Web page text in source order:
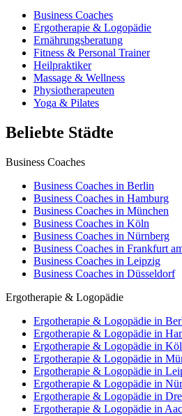
Business Coaches
Ergotherapie & Logopädie
Ernährungsberatung
Fitness & Personal Trainer
Heilpraktiker
Massage & Wellness
Physiotherapeuten
Yoga & Pilates
Beliebte Städte
Business Coaches
Business Coaches in Berlin
Business Coaches in Hamburg
Business Coaches in München
Business Coaches in Köln
Business Coaches in Nürnberg
Business Coaches in Frankfurt
Business Coaches in Leipzig
Business Coaches in Düsseldorf
Ergotherapie & Logopädie
Ergotherapie & Logopädie in
Ergotherapie & Logopädie in
Ergotherapie & Logopädie in
Ergotherapie & Logopädie in
Ergotherapie & Logopädie in
Ergotherapie & Logopädie in
Ergotherapie & Logopädie in
Ergotherapie & Logopädie in